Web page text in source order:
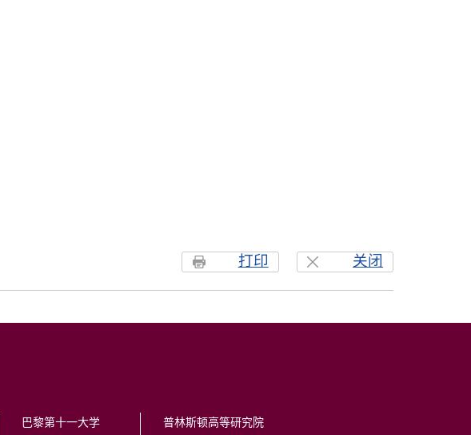
关闭
打印
巴黎第十一大学 普林斯顿高等研究院